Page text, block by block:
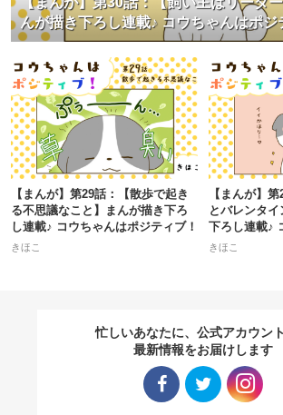
んが描き下ろし連載♪ コウちゃんはポジ
【まんが】第29話：【散歩で起き
る不思議なこと】まんが描き下ろ
し連載♪ コウちゃんはポジティブ！
きほこ
【まんが】
とバレンタ
下ろし連載♪
ブ！
きほこ
忙しいあなたに、公式アカウン
最新情報をお届けします